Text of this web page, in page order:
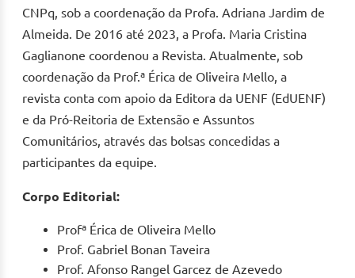
CNPq, sob a coordenação da Profa. Adriana Jardim de
Almeida. De 2016 até 2023, a Profa. Maria Cristina
Gaglianone coordenou a Revista. Atualmente, sob
coordenação da Prof.ª Érica de Oliveira Mello, a
revista conta com apoio da Editora da UENF (EdUENF)
e da Pró-Reitoria de Extensão e Assuntos
Comunitários, através das bolsas concedidas a
participantes da equipe.
Corpo Editorial:
Profª Érica de Oliveira Mello
Prof. Gabriel Bonan Taveira
Prof. Afonso Rangel Garcez de Azevedo